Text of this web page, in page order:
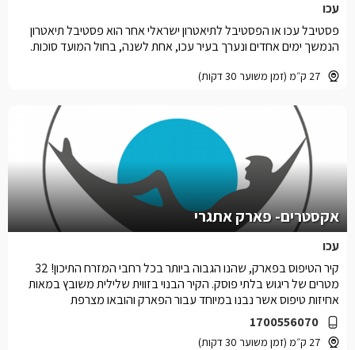
עכו
27 ק״מ (זמן משוער 30 דקות)
פסטיבל עכו או הפסטיבל לתיאטרון ישראלי אחר הוא פסטיבל תיאטרון
הנמשך ימים אחדים ונערך בעיר עכו, אחת לשנה, בחול המועד סוכות.
אקסטרים- פארק אתגרי
עכו
1700556070
27 ק״מ (זמן משוער 30 דקות)
קיר הטיפוס בפארק, שהנו הגבוה ביותר בכל רחבי המזרח התיכון! 32
מטרים של ריגוש בלתי פוסק. הקיר הבנוי בזווית שלילית משובץ במאות
אחיזות טיפוס אשר נבנו במיוחד עבור הפארק והובאו מצרפת